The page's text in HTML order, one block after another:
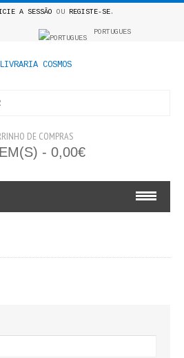
A SESSÃO OU REGISTE-SE.
PORTUGUES
DE COMPRAS
- 0,00€
A COLORIR